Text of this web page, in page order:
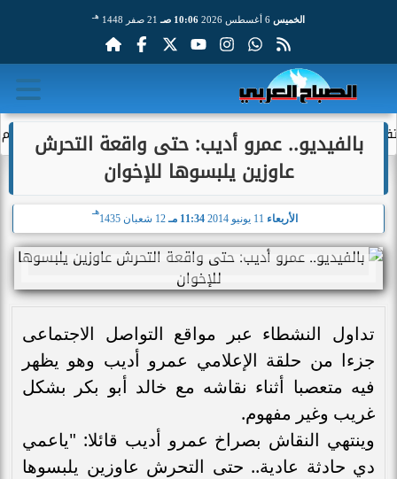
الخميس 10:06 صـ 21 صفر 1448 هـ
الأهلي يحسم تشارك موقعك الجغرافي مع أطراف خارجية...
بالفيديو.. عمرو أديب: حتى واقعة التحرش
عاوزين يلبسوها للإخوان
الأربعاء 11:34 مـ 12 شعبان 1435
هـ
تداول النشطاء عبر مواقع التواصل الاجتماعى
جزءا من حلقة الإعلامي عمرو أديب وهو يظهر
فيه متعصبا أثناء نقاشه مع خالد أبو بكر بشكل
غريب وغير مفهوم.
وينتهي النقاش بصراخ عمرو أديب قائلا: "ياعمي
دي حادثة عادية.. حتى التحرش عاوزين يلبسوها